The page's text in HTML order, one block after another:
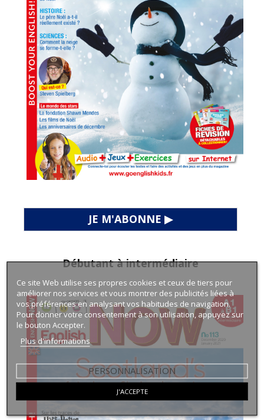
JE M'ABONNE ▶
Débutant à intermédiaire
Ce site Web utilise ses propres cookies et ceux de tiers pour
améliorer nos services et vous montrer des publicités liées à
vos préférences en analysant vos habitudes de navigation.
Pour donner votre consentement à son utilisation, appuyez sur
le bouton Accepter.
Plus d'informations
PERSONNALISATION
J'ACCEPTE